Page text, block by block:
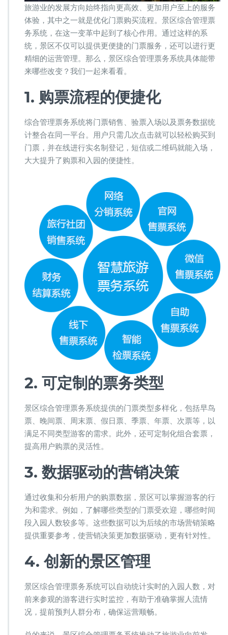
旅游业的发展方向始终指向更高效、更加用户至上的服务
体验，其中之一就是优化门票购买流程。景区综合管理票
务系统，在这一变革中起到了核心作用。通过这样的系
统，景区不仅可以提供更便捷的门票服务，还可以进行更
精细的运营管理。那么，景区综合管理票务系统具体能带
来哪些改变？我们一起来看看。
1. 购票流程的便捷化
综合管理票务系统将门票销售、验票入场以及票务数据统
计整合在同一平台。用户只需几次点击就可以轻松购买到
门票，并在线进行实名制登记，短信或二维码就能入场，
大大提升了购票和入园的便捷性。
2. 可定制的票务类型
景区综合管理票务系统提供的门票类型多样化，包括早鸟
票、晚间票、周末票、假日票、季票、年票、次票等，以
满足不同类型游客的需求。此外，还可定制化组合套票，
提高用户购票的灵活性。
3. 数据驱动的营销决策
通过收集和分析用户的购票数据，景区可以掌握游客的行
为和需求。例如，了解哪些类型的门票受欢迎，哪些时间
段入园人数较多等。这些数据可以为后续的市场营销策略
提供重要参考，使营销决策更加数据驱动，更有针对性。
4. 创新的景区管理
景区综合管理票务系统可以自动统计实时的入园人数，对
前来参观的游客进行实时监控，有助于准确掌握人流情
况，提前预判人群分布，确保运营顺畅。